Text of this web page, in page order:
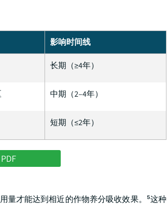
影响时间线
长期（≥4年）
中期（2–4年）
短期（≤2年）
量才能达到相近的作物养分吸收效果。⁵这种